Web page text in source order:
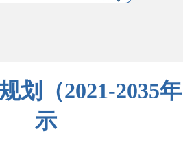
划（2021-2035
示